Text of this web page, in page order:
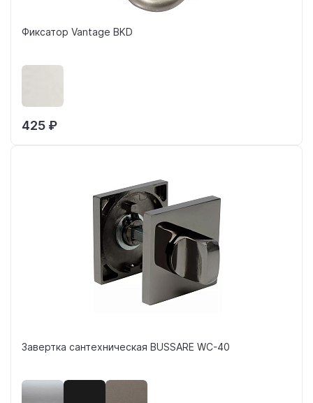
Фиксатор Vantage BKD
425 ₽
Завертка сантехническая BUSSARE WC-40